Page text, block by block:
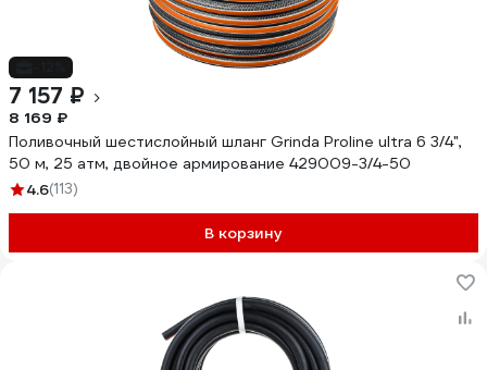
7 157 ₽
8 169 ₽
Поливочный шестислойный шланг Grinda Proline ultra 6 3/4",
50 м, 25 атм, двойное армирование 429009-3/4-50
4.6(113)
В корзину